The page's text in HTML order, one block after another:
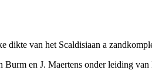
van het Scaldisiaan a
en J. Maertens onder leiding